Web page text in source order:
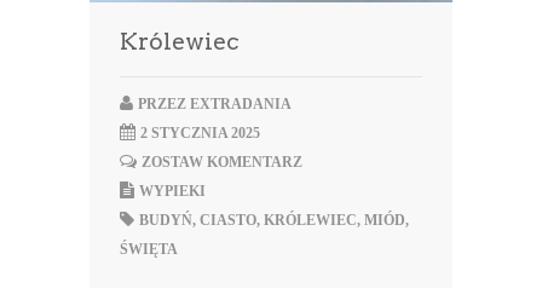
Królewiec
PRZEZ EXTRADANIA
2 STYCZNIA 2025
ZOSTAW KOMENTARZ
WYPIEKI
BUDYŃ, CIASTO, KRÓLEWIEC, MIÓD,
ŚWIĘTA